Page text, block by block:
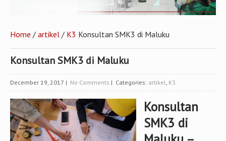
Home / artikel / K3 Konsultan SMK3 di Maluku
Konsultan SMK3 di Maluku
December 19, 2017 | No Comments | Categories: artikel, K3
Konsultan
SMK3 di